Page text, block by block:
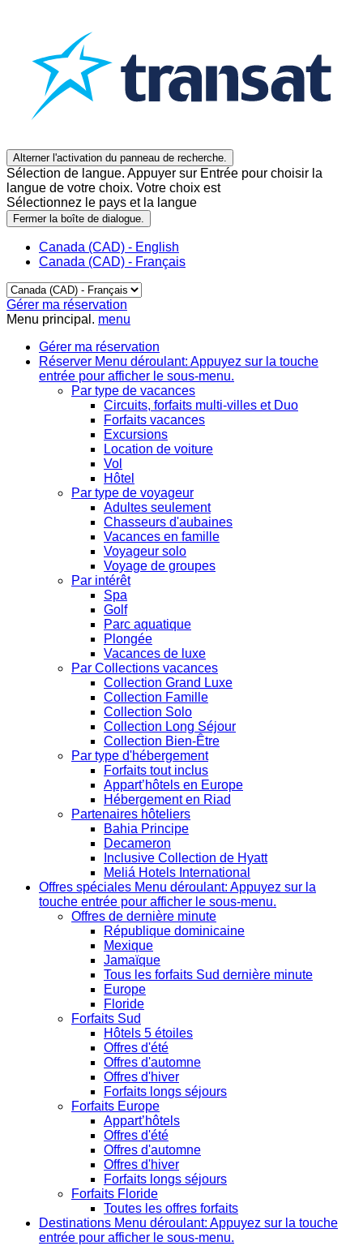
Alterner l'activation du panneau de recherche.
Sélection de langue. Appuyer sur Entrée pour choisir la
langue de votre choix. Votre choix est
Sélectionnez le pays et la langue
Fermer la boîte de dialogue.
Canada (CAD) - English
Canada (CAD) - Français
Gérer ma réservation
Menu principal. menu
Gérer ma réservation
Réserver Menu déroulant: Appuyez sur la touche
entrée pour afficher le sous-menu.
Par type de vacances
Circuits, forfaits multi-villes et Duo
Forfaits vacances
Excursions
Location de voiture
Vol
Hôtel
Par type de voyageur
Adultes seulement
Chasseurs d'aubaines
Vacances en famille
Voyageur solo
Voyage de groupes
Par intérêt
Spa
Golf
Parc aquatique
Plongée
Vacances de luxe
Par Collections vacances
Collection Grand Luxe
Collection Famille
Collection Solo
Collection Long Séjour
Collection Bien-Être
Par type d'hébergement
Forfaits tout inclus
Appart’hôtels en Europe
Hébergement en Riad
Partenaires hôteliers
Bahia Principe
Decameron
Inclusive Collection de Hyatt
Meliá Hotels International
Offres spéciales Menu déroulant: Appuyez sur la
touche entrée pour afficher le sous-menu.
Offres de dernière minute
République dominicaine
Mexique
Jamaïque
Tous les forfaits Sud dernière minute
Europe
Floride
Forfaits Sud
Hôtels 5 étoiles
Offres d'été
Offres d'automne
Offres d'hiver
Forfaits longs séjours
Forfaits Europe
Appart’hôtels
Offres d'été
Offres d'automne
Offres d'hiver
Forfaits longs séjours
Forfaits Floride
Toutes les offres forfaits
Destinations Menu déroulant: Appuyez sur la touche
entrée pour afficher le sous-menu.